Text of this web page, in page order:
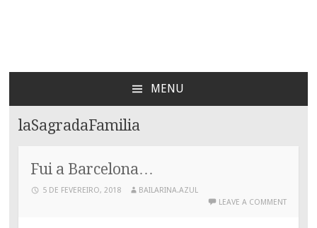
Bailarina Azul
MENU
CONTENT
laSagradaFamilia
Fui a Barcelona…
5 DE FEVEREIRO, 2018
BAILARINA.AZUL
LEAVE A COMMENT